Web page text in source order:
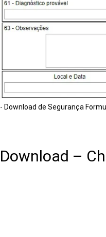
- Download de Segurança
Download –